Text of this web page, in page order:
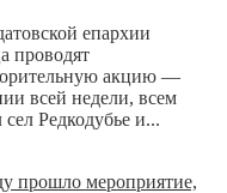
епархии
проводят
акцию —
всей недели, всем
Редкодубье и...